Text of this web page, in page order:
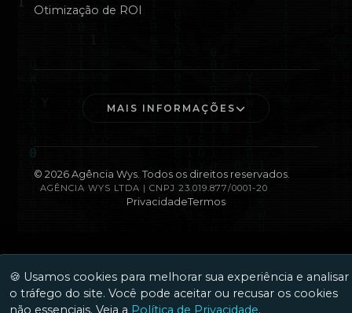
Otimização de ROI
MAIS INFORMAÇÕES
© 2026Agência Wys. Todos os direitos reservados.
AGÊNCIA WYS LTDA | CNPJ 23.019.877/0001-20
PrivacidadeTermos
🍪 Usamos cookies para melhorar sua experiência e analisar
o tráfego do site. Você pode aceitar ou recusar os cookies
não essenciais. Veja a Política de Privacidade.